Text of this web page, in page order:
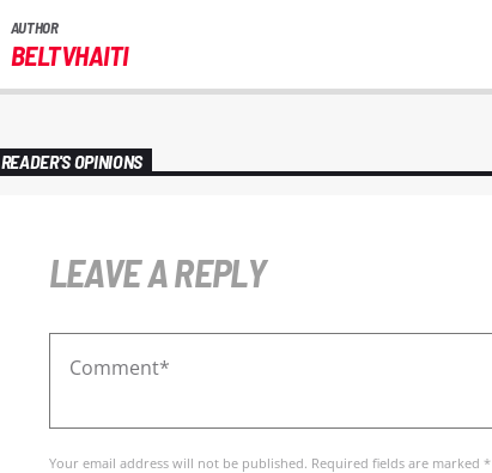
AUTHOR
BELTVHAITI
READER'S OPINIONS
LEAVE A REPLY
Your email address will not be published. Required fields are marked *